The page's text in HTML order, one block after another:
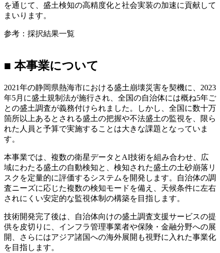
を通じて、盛土検知の高精度化と社会実装の加速に貢献して
まいります。
参考：採択結果一覧
■ 本事業について
2021年の静岡県熱海市における盛土崩壊災害を契機に、2023
年5月に盛土規制法が施行され、全国の自治体には概ね5年ご
との盛土調査が義務付けられました。しかし、全国に数十万
箇所以上あるとされる盛土の把握や不法盛土の監視を、限ら
れた人員と予算で実施することは大きな課題となっていま
す。
本事業では、複数の衛星データとAI技術を組み合わせ、広
域にわたる盛土の自動検知と、検知された盛土の土砂崩落リ
スクを定量的に評価するシステムを開発します。自治体の調
査ニーズに応じた複数の検知モードを備え、天候条件に左右
されにくい安定的な監視体制の構築を目指します。
技術開発完了後は、自治体向けの盛土調査支援サービスの提
供を皮切りに、インフラ管理事業者や保険・金融分野への展
開、さらにはアジア諸国への海外展開も視野に入れた事業化
を目指します。